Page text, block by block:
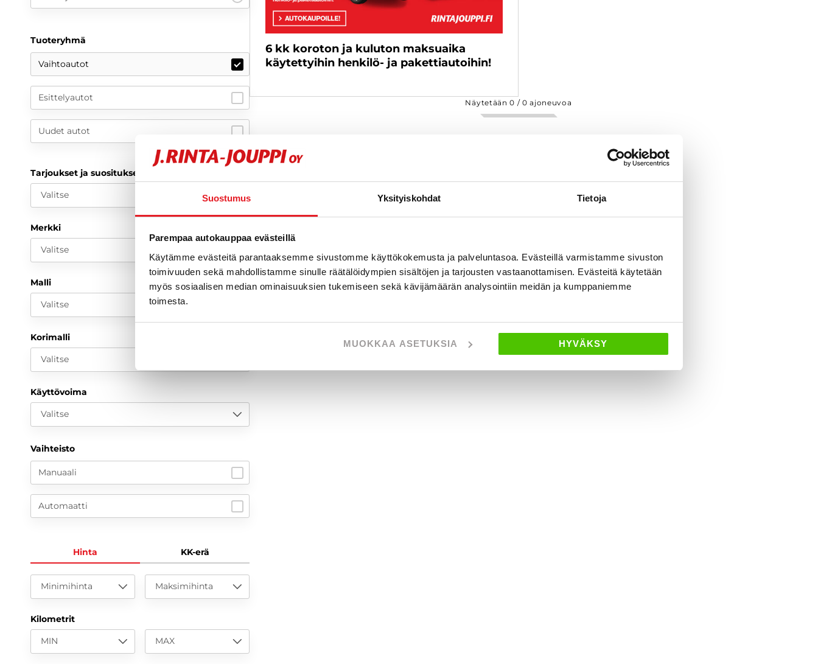
Suostumus Yksityiskohdat Tietoja
Parempaa autokauppaa evästeillä
Käytämme evästeitä parantaaksemme sivustomme käyttökokemusta ja palveluntasoa. Evästeillä varmistamme sivuston
toimivuuden sekä mahdollistamme sinulle räätälöidympien sisältöjen ja tarjousten vastaanottamisen. Evästeitä käytetään
myös sosiaalisen median ominaisuuksien tukemiseen sekä kävijämäärän analysointiin meidän ja kumppaniemme
toimesta.
MUOKKAA ASETUKSIA HYVÄKSY
Tuoteryhmä
Vaihtoautot
Esittelyautot
Uudet autot
Tarjoukset ja suositukset
Valitse
Merkki
Valitse
Malli
Valitse
Korimalli
Valitse
Käyttövoima
Valitse
Vaihteisto
Manuaali
Automaatti
Hinta KK-erä
Minimihinta Maksimihinta
Kilometrit
MIN MAX
6 kk koroton ja kuluton maksuaika
käytettyihin henkilö- ja pakettiautoihin!
Näytetään0 /0 ajoneuvoa